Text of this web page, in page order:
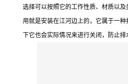
选择可以按照它的工作性质、材质以
用就是安装在江河边上的，它属于一
下它也会实际情况来进行关闭，防止排